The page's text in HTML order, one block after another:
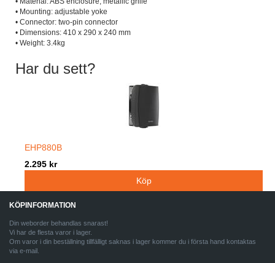
• Mounting: adjustable yoke
• Connector: two-pin connector
• Dimensions: 410 x 290 x 240 mm
• Weight: 3.4kg
Har du sett?
EHP880B
2.295 kr
KÖPINFORMATION
Din weborder behandlas snarast!
Vi har de flesta varor i lager.
Om varor i din beställning tillfälligt saknas i lager kommer du i första hand kontaktas
via e-mail.